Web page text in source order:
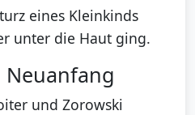
eines Kleinkinds
unter die Haut ging.
und Zorowski